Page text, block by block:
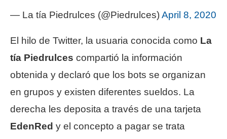
— La tía Piedrulces (@Piedrulces)April 8, 2020
El hilo de Twitter, la usuaria conocida como La
tía Piedrulces compartió la información
obtenida y declaró que los bots se organizan
en grupos y existen diferentes sueldos. La
derecha les deposita a través de una tarjeta
EdenRed y el concepto a pagar se trata